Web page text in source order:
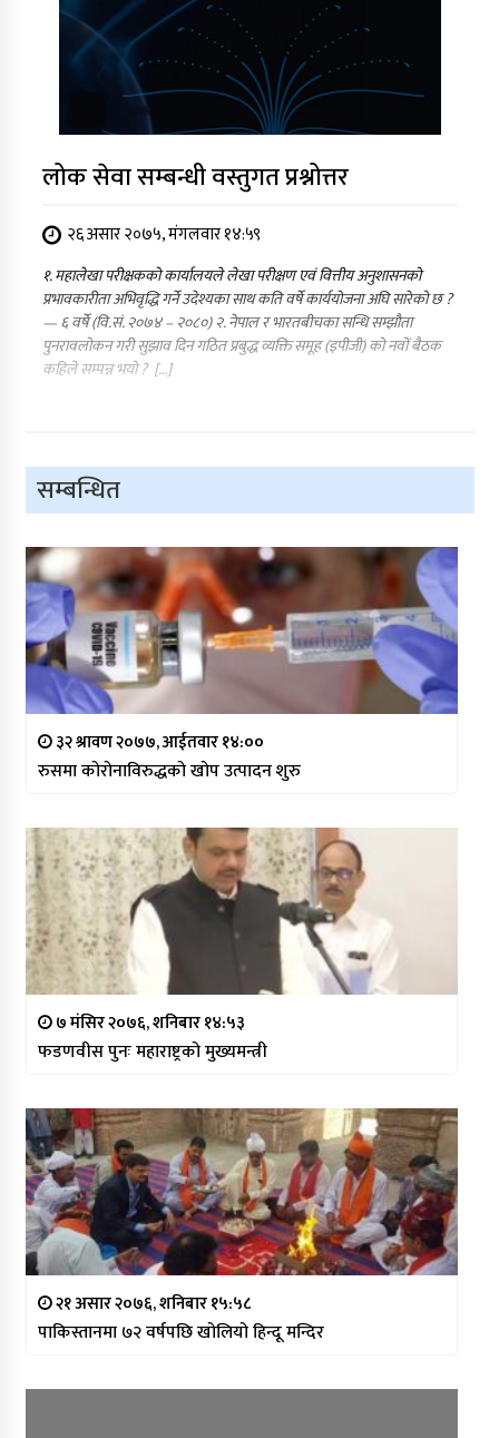
लोक सेवा सम्बन्धी वस्तुगत प्रश्नोत्तर
२६ असार २०७५, मंगलवार १४:५९
१. महालेखा परीक्षकको कार्यालयले लेखा परीक्षण एवं वित्तीय अनुशासनको
प्रभावकारीता अभिवृद्धि गर्ने उदेश्यका साथ कति वर्षे कार्ययोजना अघि सारेको छ ?
— ६ वर्षे (वि.सं. २०७४ – २०८०) २. नेपाल र भारतबीचका सन्धि सम्झौता
पुनरावलोकन गरी सुझाव दिन गठित प्रबुद्ध व्यक्ति समूह (इपीजी) को नवों बैठक
कहिले सम्पन्न भयो ? […]
सम्बन्धित
३२ श्रावण २०७७, आईतवार १४:००
रुसमा कोरोनाविरुद्धको खोप उत्पादन शुरु
७ मंसिर २०७६, शनिबार १४:५३
फडणवीस पुनः महाराष्ट्रको मुख्यमन्त्री
२१ असार २०७६, शनिबार १५:५८
पाकिस्तानमा ७२ वर्षपछि खोलियो हिन्दू मन्दिर